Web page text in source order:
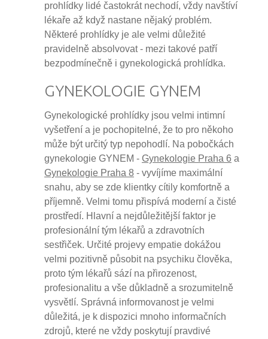
prohlídky lidé častokrát nechodí, vždy navštíví
lékaře až když nastane nějaký problém.
Některé prohlídky je ale velmi důležité
pravidelně absolvovat - mezi takové patří
bezpodmínečně i gynekologická prohlídka.
GYNEKOLOGIE GYNEM
Gynekologické prohlídky jsou velmi intimní
vyšetření a je pochopitelné, že to pro někoho
může být určitý typ nepohodlí. Na pobočkách
gynekologie GYNEM - Gynekologie Praha 6 a
Gynekologie Praha 8 - vyvíjíme maximální
snahu, aby se zde klientky cítily komfortně a
příjemně. Velmi tomu přispívá moderní a čisté
prostředí. Hlavní a nejdůležitější faktor je
profesionální tým lékařů a zdravotních
sestřiček. Určité projevy empatie dokážou
velmi pozitivně působit na psychiku člověka,
proto tým lékařů sází na přirozenost,
profesionalitu a vše důkladně a srozumitelně
vysvětlí. Správná informovanost je velmi
důležitá, je k dispozici mnoho informačních
zdrojů, které ne vždy poskytují pravdivé